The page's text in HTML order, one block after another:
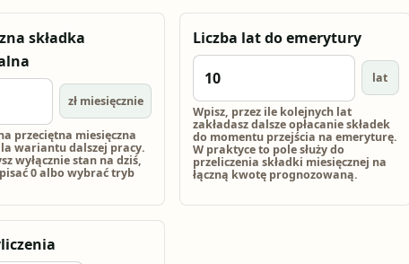
składka
zł miesięcznie
przeciętna miesięczna
wariantu dalszej pracy.
wyłącznie stan na dziś,
0 albo wybrać tryb
Liczba lat do emerytury
lat
Wpisz, przez ile kolejnych lat
zakładasz dalsze opłacanie składek
do momentu przejścia na emeryturę.
W praktyce to pole służy do
przeliczenia składki miesięcznej na
łączną kwotę prognozowaną.